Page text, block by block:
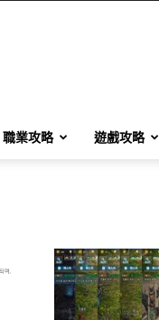
職業攻略 遊戲攻略